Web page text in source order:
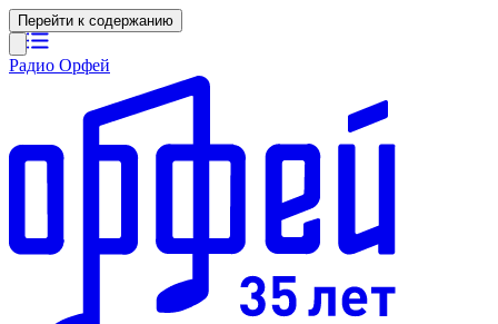
Перейти к содержанию
Радио Орфей